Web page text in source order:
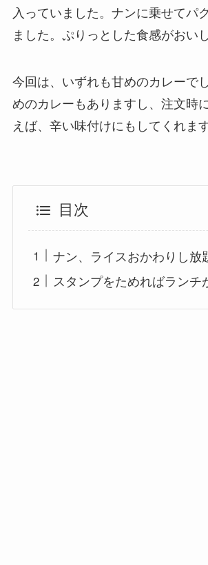
入っていました。ナンに乗せてパ
ました。ぷりっとした食感がおいし
今回は、いずれも甘めのカレーで
めのカレーもありますし、注文時
えば、辛い味付けにもしてくれます
目次
ナン、ライスおかわりし放
スタンプをためればランチ